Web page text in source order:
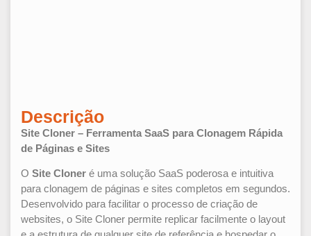
Descrição
Site Cloner – Ferramenta SaaS para Clonagem Rápida
de Páginas e Sites
O Site Cloner é uma solução SaaS poderosa e intuitiva
para clonagem de páginas e sites completos em segundos.
Desenvolvido para facilitar o processo de criação de
websites, o Site Cloner permite replicar facilmente o layout